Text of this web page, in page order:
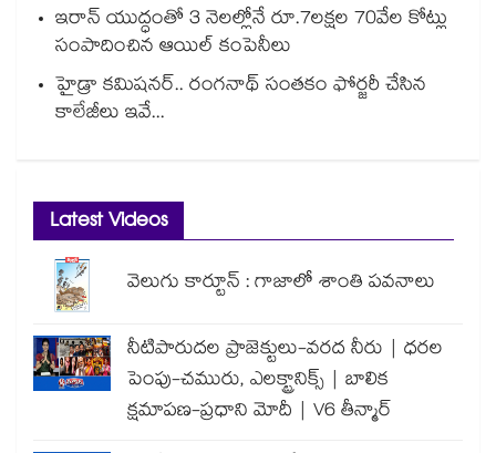
ఇరాన్ యుద్ధంతో 3 నెలల్లోనే రూ.7లక్షల 70వేల కోట్లు
సంపాదించిన ఆయిల్ కంపెనీలు
హైడ్రా కమిషనర్.. రంగనాథ్ సంతకం ఫోర్జరీ చేసిన
కాలేజీలు ఇవే...
Latest Videos
వెలుగు కార్టూన్ : గాజాలో శాంతి పవనాలు
నీటిపారుదల ప్రాజెక్టులు-వరద నీరు | ధరల
పెంపు-చమురు, ఎలక్ట్రానిక్స్ | బాలిక
క్షమాపణ-ప్రధాని మోదీ | V6 తీన్మార్